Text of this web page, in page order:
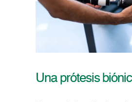
Una prótesis